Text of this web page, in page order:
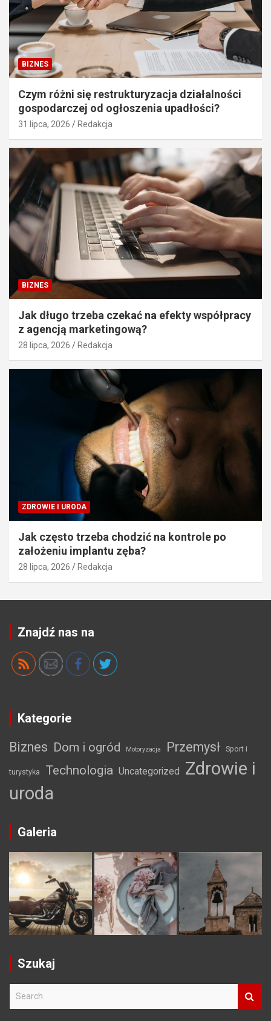
BIZNES
Czym różni się restrukturyzacja działalności
gospodarczej od ogłoszenia upadłości?
31 lipca, 2026 Redakcja
BIZNES
Jak długo trzeba czekać na efekty współpracy
z agencją marketingową?
28 lipca, 2026 Redakcja
ZDROWIE I URODA
Jak często trzeba chodzić na kontrole po
założeniu implantu zęba?
28 lipca, 2026 Redakcja
Znajdź nas na
Kategorie
Biznes Dom i ogród Motoryzacja Przemysł Sport i
turystyka Technologia Uncategorized
Zdrowie i
uroda
Galeria
Szukaj